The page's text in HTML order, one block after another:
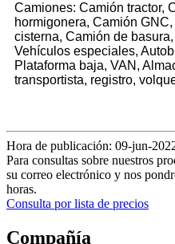
Camiones: Camión tractor,
hormigonera, Camión
cisterna, Camión de
Vehículos especiales,
Plataforma baja, VAN,
transportista, registro,
Hora de publicación: 09-jun-
Para consultas sobre nuestros
su correo electrónico y nos
horas.
Consulta por lista de precios
Compañía